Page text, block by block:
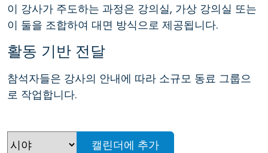
이 강사가 주도하는 과정은 강의실, 가상 강의실 또는
이 둘을 조합하여 대면 방식으로 제공됩니다.
활동 기반 전달
참석자들은 강사의 안내에 따라 소규모 동료 그룹으
로 작업합니다.
캘린더에 추가